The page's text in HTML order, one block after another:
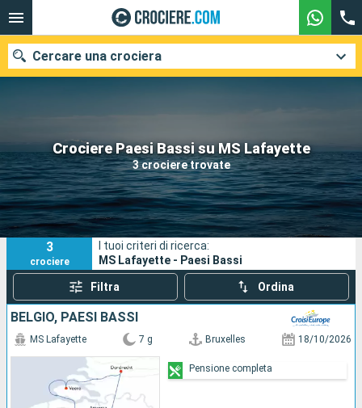
Crociere Paesi Bassi su MS Lafayette
3 crociere trovate
Cercare una crociera
Le nostre destinazioni
Mesi di partenza
Porti Compagnie
Ricerca
3
crociere
I tuoi criteri di ricerca:
MS Lafayette - Paesi Bassi
Filtra Ordina
BELGIO, PAESI BASSI
MS Lafayette 7 g Bruxelles 18/10/2026
Pensione completa